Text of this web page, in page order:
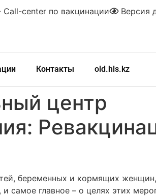
Версия
Call-center по вакцинации
Контакты old.hls.kz
центр
беременных и кормящих
самое главное – о целях этих